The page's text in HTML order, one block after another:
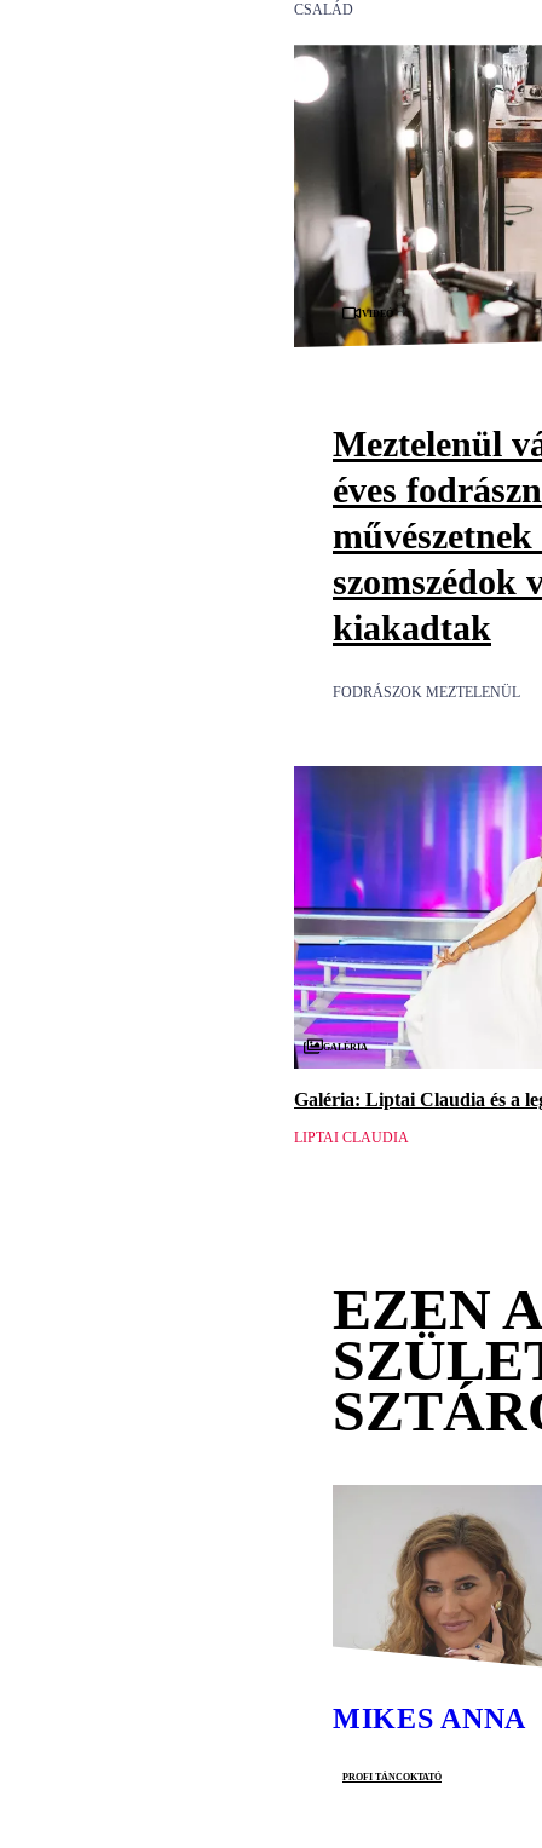
CSALÁD
Videó
Meztelenül
éves
szomszédok
kiakadtak
FODRÁSZOK MEZTELENÜL
Galéria
Galéria: Liptai Claudia és a
LIPTAI CLAUDIA
EZEN
MIKES ANNA
profi táncoktató